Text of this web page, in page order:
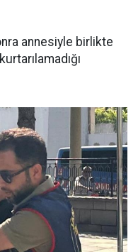
annesiyle birlikte